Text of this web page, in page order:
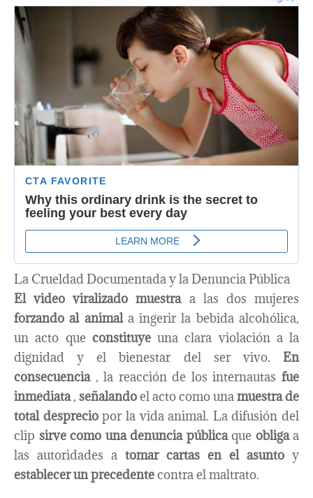
La Crueldad Documentada y la Denuncia Pública
El video viralizado muestraa las dos mujeres
forzando al animala ingerir la bebida alcohólica,
un acto que constituyeuna clara violación a la
dignidad y el bienestar del ser vivo. En
consecuencia, la reacción de los internautas fue
inmediata, señalandoel acto como unamuestra de
total despreciopor la vida animal. La difusión del
clip sirve como una denuncia públicaque obligaa
las autoridades a tomar cartas en el asunto y
establecer un precedentecontra el maltrato.